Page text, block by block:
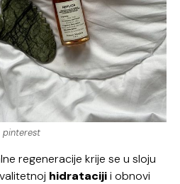
pinterest
regeneracije krije se u sloju
hidratacijii obnovi